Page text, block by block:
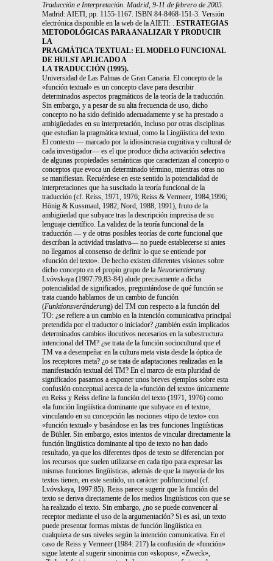
Traducción e Interpretación. Madrid, 9-11 de febrero de 2005.
Madrid: AIETI, pp. 1155-1167. ISBN 84-8468-151-3. Versión
electrónica disponible en la web de la AIETI: . ESTRATEGIAS
METODOLÓGICAS PARA ANALIZAR Y PRODUCIR
LA
PRAGMÁTICA TEXTUAL: EL MODELO FUNCIONAL
DE HULST APLICADO A
LA TRADUCCIÓN (1995).
Universidad de Las Palmas de Gran Canaria. El concepto de la
«función textual» es un concepto clave para describir
determinados aspectos pragmáticos de la teoría de la traducción.
Sin embargo, y a pesar de su alta frecuencia de uso, dicho
concepto no ha sido definido adecuadamente y se ha prestado a
ambigüedades en su interpretación, incluso por otras disciplinas
que estudian la pragmática textual, como la Lingüística del texto.
El contexto — marcado por la idiosincrasia cognitiva y cultural de
cada investigador— es el que produce dicha activación selectiva
de algunas propiedades semánticas que caracterizan al concepto o
conceptos que evoca un determinado término, mientras otras no
se manifiestan. Recuérdese en este sentido la potencialidad de
interpretaciones que ha suscitado la teoría funcional de la
traducción (cf. Reiss, 1971, 1976; Reiss & Vermeer, 1984,1996;
Hönig & Kussmaul, 1982; Nord, 1988, 1991), fruto de la
ambigüedad que subyace tras la descripción imprecisa de su
lenguaje científico. La validez de la teoría funcional de la
traducción — y de otras posibles teorías de corte funcional que
describan la actividad traslativa— no puede establecerse si antes
no llegamos al consenso de definir lo que se entiende por
«función del texto». De hecho existen diferentes visiones sobre
dicho concepto en el propio grupo de la Neuorientierung.
Lvóvskaya (1997:79,83-84) alude precisamente a dicha
potencialidad de significados, preguntándose de qué función se
trata cuando hablamos de un cambio de función
(Funktionsveränderung) del TM con respecto a la función del
TO: ¿se refiere a un cambio en la intención comunicativa principal
pretendida por el traductor o iniciador? ¿también están implicados
determinados cambios ilocutivos necesarios en la subestructura
intencional del TM? ¿se trata de la función sociocultural que el
TM va a desempeñar en la cultura meta vista desde la óptica de
los receptores meta? ¿o se trata de adaptaciones realizadas en la
manifestación textual del TM? En el marco de esta pluridad de
significados pasamos a exponer unos breves ejemplos sobre esta
confusión conceptual acerca de la «función del texto» únicamente
en Reiss y Reiss define la función del texto (1971, 1976) como
«la función lingüística dominante que subyace en el texto»,
vinculando en su concepción las nociones «tipo de texto» con
«función textual» y basándose en las tres funciones lingüísticas
de Bühler. Sin embargo, estos intentos de vincular directamente la
función lingüística dominante al tipo de texto no han dado
resultado, ya que los diferentes tipos de texto se diferencian por
los recursos que suelen utilizarse en cada tipo para expresar las
mismas funciones lingüísticas, además de que la mayoría de los
textos tienen, en este sentido, un carácter polifuncional (cf.
Lvóvskaya, 1997:85). Reiss parece sugerir que la función del
texto se deriva directamente de los medios lingüísticos con que se
ha realizado el texto. Sin embargo, ¿no se puede convencer al
receptor mediante el uso de la argumentación? Si es así, un texto
puede presentar formas mixtas de función lingüística en
cualquiera de sus niveles según la intención comunicativa. En el
caso de Reiss y Vermeer (1984: 217) la confusión de «función»
sigue latente al sugerir sinonimia con «skopos», «Zweck»,